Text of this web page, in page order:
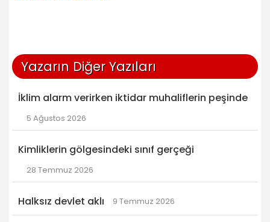
Yazarın Diğer Yazıları
İklim alarm verirken iktidar muhaliflerin peşinde
5 Ağustos 2026
Kimliklerin gölgesindeki sınıf gerçeği
28 Temmuz 2026
Halksız devlet aklı 9 Temmuz 2026